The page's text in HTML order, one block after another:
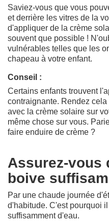
Saviez-vous que vous
et derrière les vitres de la
d'appliquer de la crème
souvent que possible !
vulnérables telles que les
chapeau à votre enfant.
Conseil :
Certains enfants trouvent
contraignante. Rendez
avec la crème solaire sur
même chose sur vous.
faire enduire de crème ?
Assurez-vous
boive
Par une chaude journée
d'habitude. C'est pourquoi
suffisamment d'eau.